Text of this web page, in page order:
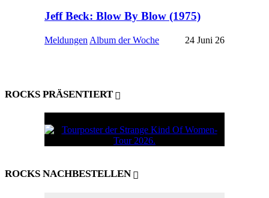
Jeff Beck: Blow By Blow (1975)
Meldungen Album der Woche 24 Juni 26
ROCKS PRÄSENTIERT
ROCKS NACHBESTELLEN